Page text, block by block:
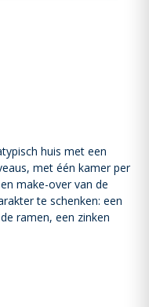
huis met een
met één kamer per
make-over van de
te schenken: een
ramen, een zinken